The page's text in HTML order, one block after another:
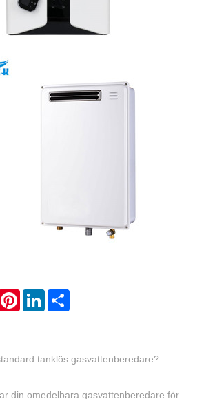
PinterestLinkedIn
tanklös gasvattenberedare?
din omedelbara gasvattenberedare för